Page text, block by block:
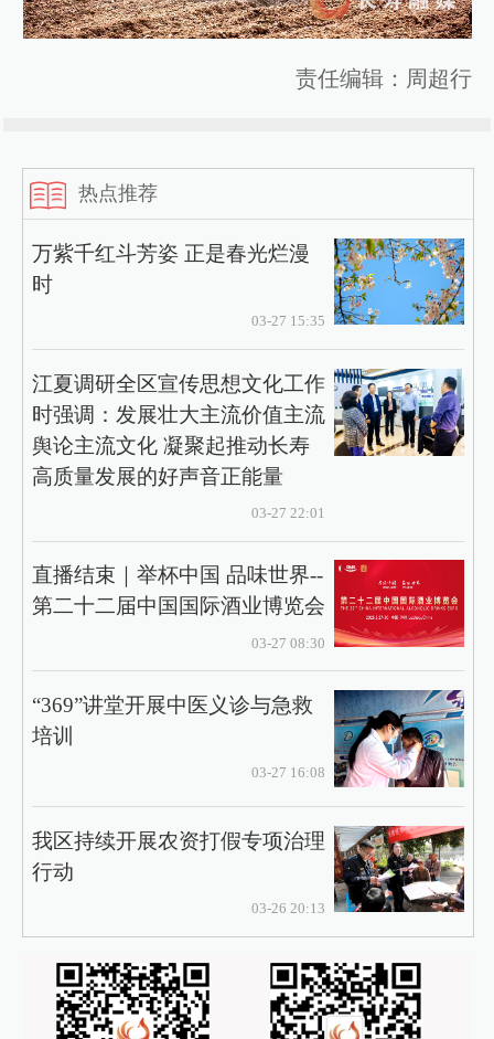
责任编辑：周超行
热点推荐
万紫千红斗芳姿 正是春光烂漫
时
03-27 15:35
江夏调研全区宣传思想文化工作
时强调：发展壮大主流价值主流
舆论主流文化 凝聚起推动长寿
高质量发展的好声音正能量
03-27 22:01
直播结束｜举杯中国 品味世界--
第二十二届中国国际酒业博览会
03-27 08:30
“369”讲堂开展中医义诊与急救
培训
03-27 16:08
我区持续开展农资打假专项治理
行动
03-26 20:13